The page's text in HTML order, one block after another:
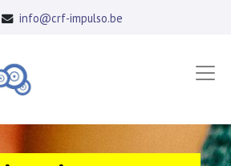
info@crf-impulso.be